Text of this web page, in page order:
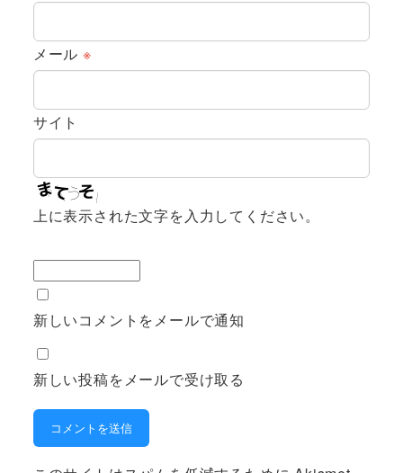
メール ※
サイト
上に表示された文字を入力してください。
新しいコメントをメールで通知
新しい投稿をメールで受け取る